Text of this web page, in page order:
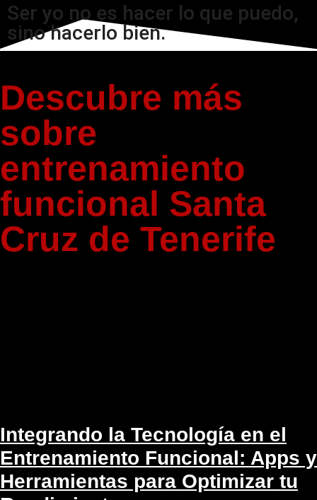
Ser yo no es hacer lo que puedo,
sino hacerlo bien.
Descubre más
sobre
entrenamiento
funcional Santa
Cruz de Tenerife
Integrando la Tecnología en el
Entrenamiento Funcional: Apps y
Herramientas para Optimizar tu